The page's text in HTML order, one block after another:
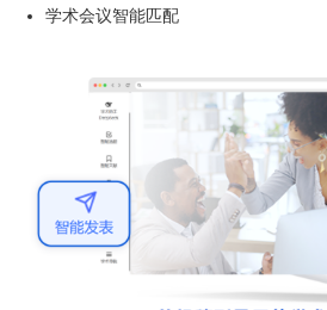
学术会议智能匹配